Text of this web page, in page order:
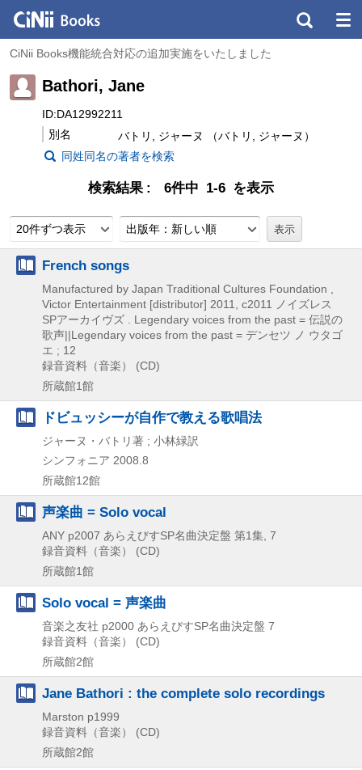
CiNii Books機能統合対応の追加実施をいたしました
Bathori, Jane
ID:DA12992211
別名
バトリ, ジャーヌ （バトリ, ジャーヌ）
同姓同名の著者を検索
検索結果 6件中 1-6 を表示
20件ずつ表示 出版年：新しい順
French songs
Manufactured by Japan Traditional Cultures Foundation ,
Victor Entertainment [distributor] 2011, c2011
ノイズレス
SPアーカイヴズ . Legendary voices from the past = 伝説の
歌声||Legendary voices from the past = デンセツ ノ ウタゴ
エ ; 12
録音資料（音楽） (CD)
所蔵館1館
ドビュッシーが自作で教える歌唱法
ジャーヌ・バトリ著 ; 小林緑訳
シンフォニア 2008.8
所蔵館12館
声楽曲 = Solo vocal
ANY p2007 あらえびすSP名曲決定盤 第1集, 7
録音資料（音楽） (CD)
所蔵館1館
Solo vocal = 声楽曲
音楽之友社 p2000 あらえびすSP名曲決定盤 7
録音資料（音楽） (CD)
所蔵館2館
Jane Bathori : the complete solo recordings
Marston p1999
録音資料（音楽） (CD)
所蔵館2館